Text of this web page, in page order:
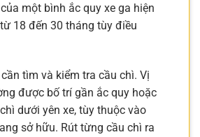
một bình ắc quy xe ga hiện
18 đến 30 tháng tùy điều
tìm và kiểm tra cầu chì. Vị
được bố trí gần ắc quy hoặc
dưới yên xe, tùy thuộc vào
sở hữu. Rút từng cầu chì ra